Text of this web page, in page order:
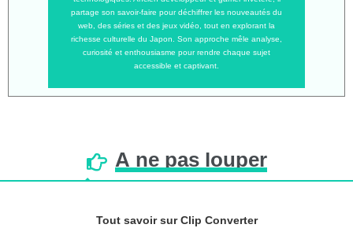
partage son savoir-faire pour déchiffrer les nouveautés du
web, des séries et des jeux vidéo, tout en explorant la
richesse culturelle du Japon. Son approche mêle analyse,
curiosité et enthousiasme pour rendre chaque sujet
accessible et captivant.
À ne pas louper
Tout savoir sur Clip Converter